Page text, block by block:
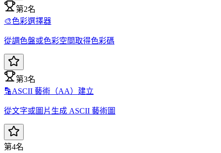
第2名
🎨色彩選擇器
從調色盤或色彩空間取得色彩碼
第3名
🔡ASCII 藝術（AA）建立
從文字或圖片生成 ASCII 藝術圖
第4名